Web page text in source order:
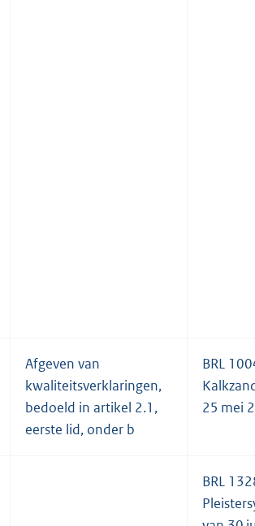
Afgeven van
kwaliteitsverklaringen,
bedoeld in artikel 2.1,
eerste lid, onder b
BRL
25 mei
BRL